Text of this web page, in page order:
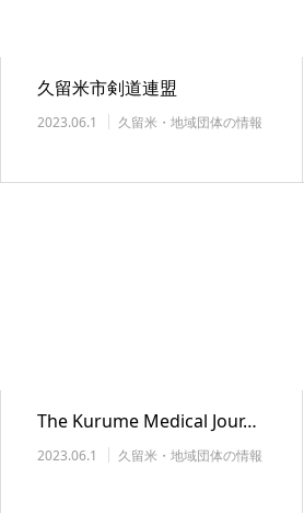
久留米市剣道連盟
2023.06.1
久留米・地域団体の情報
The Kurume Medical Jour…
2023.06.1
久留米・地域団体の情報